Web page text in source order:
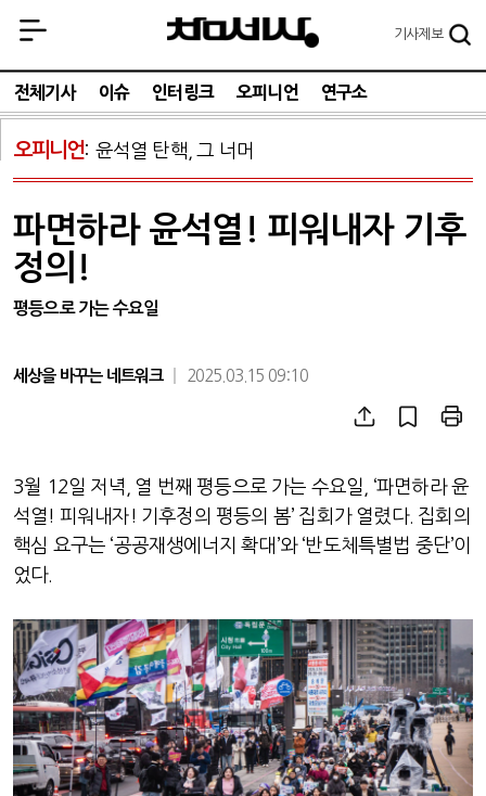
기사제보
전체기사 이슈 인터링크 오피니언 연구소
오피니언 윤석열 탄핵, 그 너머
파면하라 윤석열! 피워내자 기후
정의!
평등으로 가는 수요일
세상을 바꾸는 네트워크 2025.03.15 09:10
3월 12일 저녁, 열 번째 평등으로 가는 수요일, ‘파면하라 윤
석열! 피워내자! 기후정의 평등의 봄’ 집회가 열렸다. 집회의
핵심 요구는 ‘공공재생에너지 확대’와 ‘반도체특별법 중단’이
었다.